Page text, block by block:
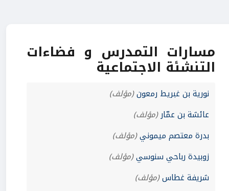
مسارات التمدرس و فضاءات
التنشئة الاجتماعية
نورية بن غبريط رمعون(مؤلف)
عائشة بن عمّار(مؤلف)
بدرة معتصم ميموني(مؤلف)
زوبيدة رباحي سنوسي(مؤلف)
شريفة غطاس(مؤلف)